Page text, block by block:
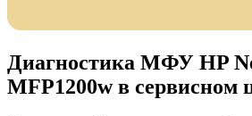
Диагностика МФУ HP
MFP1200w в сервисном